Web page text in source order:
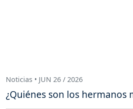
Noticias • JUN 26 / 2026
¿Quiénes son los hermanos